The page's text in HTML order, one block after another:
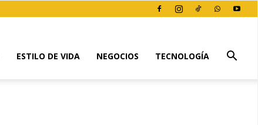
ESTILO DE VIDA NEGOCIOS TECNOLOGÍA